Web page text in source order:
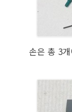
손은 총 3